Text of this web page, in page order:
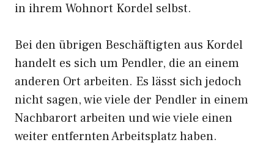
in ihrem Wohnort Kordel selbst.
Bei den übrigen Beschäftigten aus Kordel
handelt es sich um Pendler, die an einem
anderen Ort arbeiten. Es lässt sich jedoch
nicht sagen, wie viele der Pendler in einem
Nachbarort arbeiten und wie viele einen
weiter entfernten Arbeitsplatz haben.